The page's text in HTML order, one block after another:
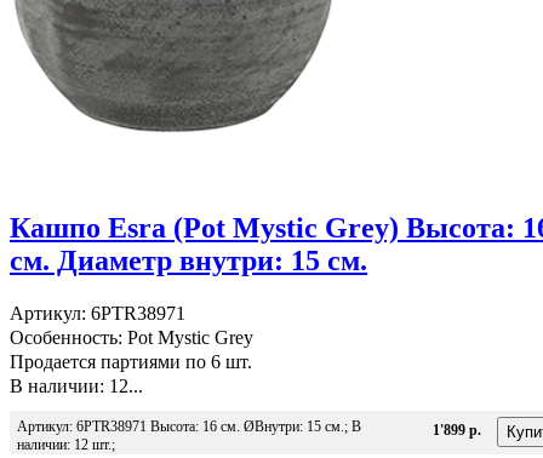
Кашпо Esra (Pot Mystic Grey) Высота:
см. Диаметр внутри: 15 см.
Артикул: 6PTR38971
Особенность: Pot Mystic Grey
Продается партиями по 6 шт.
В наличии: 12...
Артикул: 6PTR38971 Высота: 16 см. ØВнутри: 15 см.; В
наличии: 12 шт.;
1'899 р.